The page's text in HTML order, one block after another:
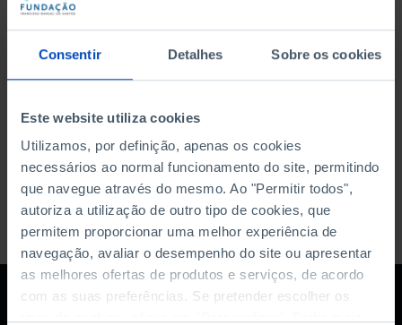
Consentir Detalhes Sobre os cookies
Este website utiliza cookies
Utilizamos, por definição, apenas os cookies
necessários ao normal funcionamento do site, permitindo
que navegue através do mesmo. Ao "Permitir todos",
autoriza a utilização de outro tipo de cookies, que
permitem proporcionar uma melhor experiência de
navegação, avaliar o desempenho do site ou apresentar
as melhores ofertas de produtos e serviços, de acordo
com as suas preferências. Se pretender escolher os
DATA DE INÍCIO
DATA DE FIM